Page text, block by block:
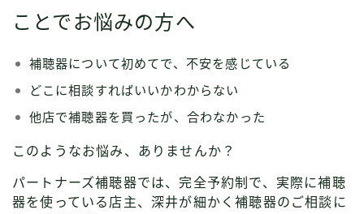
ことでお悩みの方へ
補聴器について初めてで、不安を感じている
どこに相談すればいいかわからない
他店で補聴器を買ったが、合わなかった
このようなお悩み、ありませんか？
パートナーズ補聴器では、完全予約制で、実際に補聴
器を使っている店主、深井が細かく補聴器のご相談に